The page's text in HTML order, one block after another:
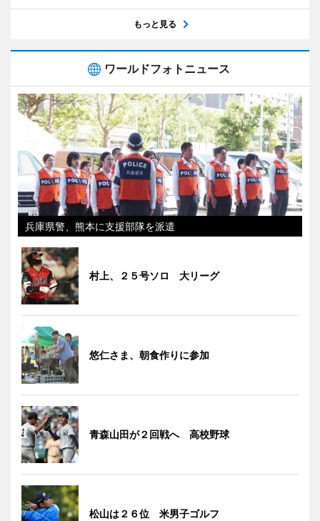
もっと見る
ワールドフォトニュース
兵庫県警、熊本に支援部隊を派遣
村上、２５号ソロ 大リーグ
悠仁さま、朝食作りに参加
青森山田が２回戦へ 高校野球
松山は２６位 米男子ゴルフ